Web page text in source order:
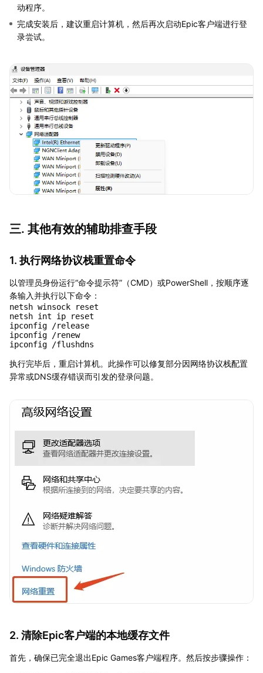
动程序。
完成安装后，建议重启计算机，然后再次启动Epic客户端进行登
录尝试。
三. 其他有效的辅助排查手段
1. 执行网络协议栈重置命令
以管理员身份运行“命令提示符”（CMD）或PowerShell，按顺序逐
条输入并执行以下命令：
netsh winsock reset
netsh int ip reset
ipconfig /release
ipconfig /renew
执行完毕后，重启计算机。此操作可以修复部分因网络协议栈配置
异常或DNS缓存错误而引发的登录问题。
2. 清除Epic客户端的本地缓存文件
首先，确保已完全退出Epic Games客户端程序。然后按步骤操作：